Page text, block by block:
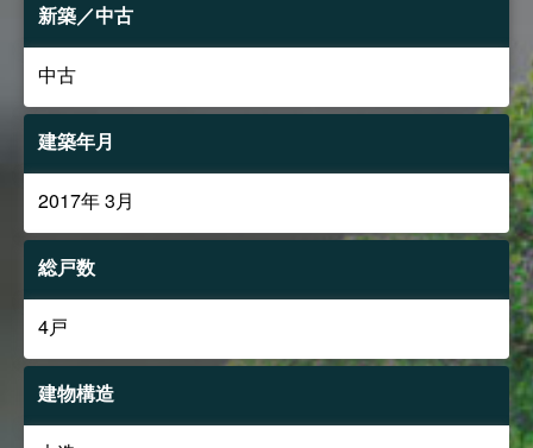
新築／中古
中古
建築年月
2017年 3月
総戸数
4戸
建物構造